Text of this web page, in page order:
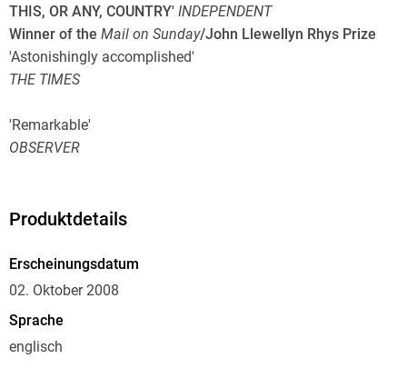
THIS, OR ANY, COUNTRY' INDEPENDENT
Winner of the Mail on Sunday/John Llewellyn Rhys Prize
'Astonishingly accomplished'
THE TIMES
'Remarkable'
OBSERVER
NEW YORK TIMES
'Fabulously atmospheric'
GUARDIAN
'Engrossing'
DAILY MAIL
Produktdetails
Erscheinungsdatum
02. Oktober 2008
Sprache
englisch